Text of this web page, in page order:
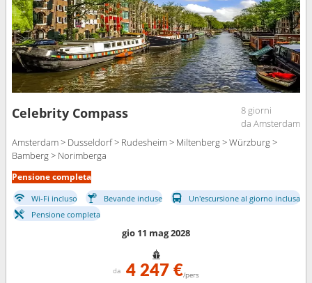
Celebrity Compass
8 giorni
da Amsterdam
Amsterdam > Dusseldorf > Rudesheim > Miltenberg > Würzburg >
Bamberg > Norimberga
Pensione completa
Wi-Fi incluso Bevande incluse
Un'escursione al giorno inclusa
Pensione completa
gio 11 mag 2028
da 4 247 €/pers